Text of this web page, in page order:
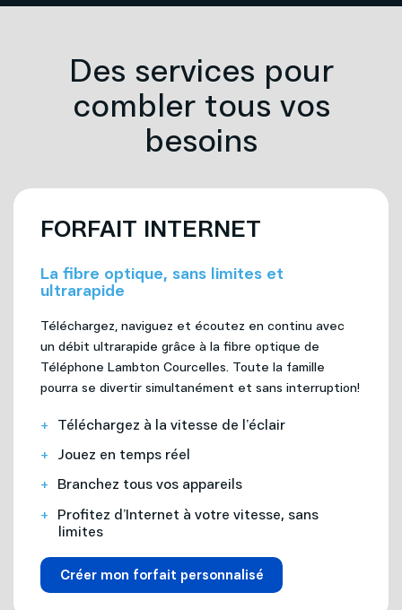
Des services pour
combler tous vos
besoins
FORFAIT INTERNET
La fibre optique, sans limites et
ultrarapide
Téléchargez, naviguez et écoutez en continu avec
un débit ultrarapide grâce à la fibre optique de
Téléphone Lambton Courcelles. Toute la famille
pourra se divertir simultanément et sans interruption!
Téléchargez à la vitesse de l’éclair
Jouez en temps réel
Branchez tous vos appareils
Profitez d’Internet à votre vitesse, sans
limites
Créer mon forfait personnalisé